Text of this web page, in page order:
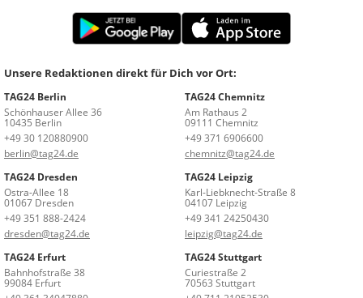
Unsere Redaktionen direkt für Dich vor Ort:
TAG24 Berlin
Schönhauser Allee 36
10435 Berlin
+49 30 120880900
berlin@tag24.de
TAG24 Chemnitz
Am Rathaus 2
09111 Chemnitz
+49 371 6906600
chemnitz@tag24.de
TAG24 Dresden
Ostra-Allee 18
01067 Dresden
+49 351 888-2424
dresden@tag24.de
TAG24 Leipzig
Karl-Liebknecht-Straße 8
04107 Leipzig
+49 341 24250430
leipzig@tag24.de
TAG24 Erfurt
Bahnhofstraße 38
99084 Erfurt
TAG24 Stuttgart
Curiestraße 2
70563 Stuttgart